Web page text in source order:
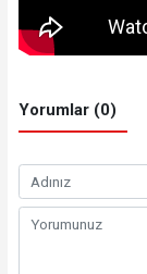
Yorumlar (0)